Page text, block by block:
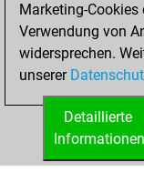
Marketing-Cookies
Verwendung von
widersprechen.
unserer
Detaillierte
Informationen